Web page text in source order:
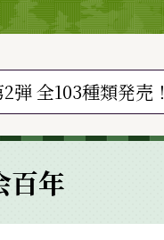
全103種類発売！
百年